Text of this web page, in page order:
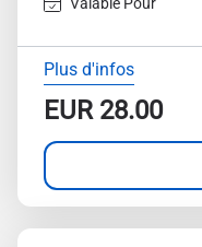
Plus d'infos
EUR28.00